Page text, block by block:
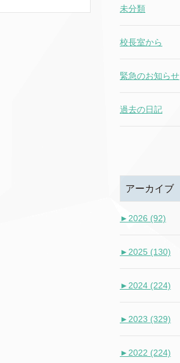
未分類
校長室から
緊急のお知らせ
過去の日記
アーカイブ
► 2026 (92)
► 2025 (130)
► 2024 (224)
► 2023 (329)
► 2022 (224)